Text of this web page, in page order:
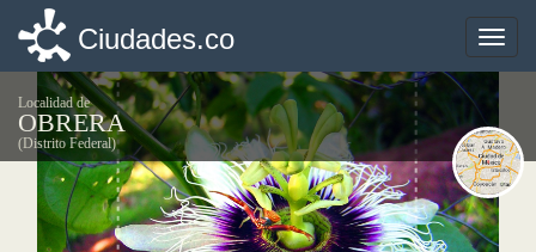
Toggle
Ciudades.co
Localidad de
OBRERA
(Distrito Federal)
Toggle
Ciudades.co